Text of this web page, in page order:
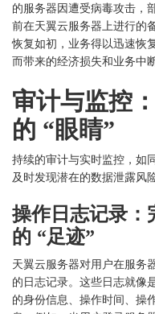
的服务器因遭受病毒攻击，
前在天翼云服务器上进行的
恢复如初，业务得以迅速恢
而带来的经济损失和业务中
审计与监控
的 “眼睛”
持续的审计与实时监控，如
及时发现潜在的数据泄露风
操作日志记录：
的 “足迹”
天翼云服务器对用户在服务
的日志记录。这些日志就像
的身份信息、操作时间、操